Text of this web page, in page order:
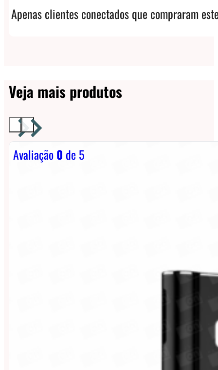
Apenas clientes conectados que compraram
Veja mais produtos
Avaliação0 de 5